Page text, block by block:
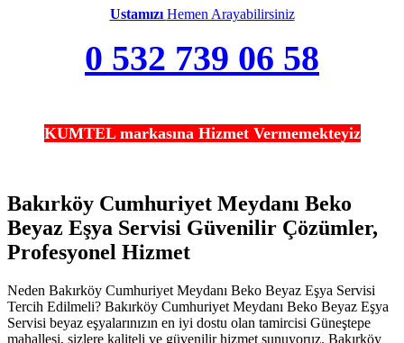
Ustamızı Hemen Arayabilirsiniz
0 532 739 06 58
KUMTEL markasına Hizmet Vermemekteyiz
Bakırköy Cumhuriyet Meydanı Beko
Beyaz Eşya Servisi Güvenilir Çözümler,
Profesyonel Hizmet
Neden Bakırköy Cumhuriyet Meydanı Beko Beyaz Eşya Servisi
Tercih Edilmeli? Bakırköy Cumhuriyet Meydanı Beko Beyaz Eşya
Servisi beyaz eşyalarınızın en iyi dostu olan tamircisi Güneştepe
mahallesi, sizlere kaliteli ve güvenilir hizmet sunuyoruz. Bakırköy